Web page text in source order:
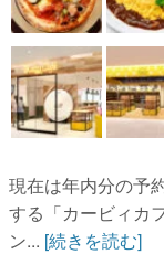
現在は年内分の予
する「カービィカ
ン... [続きを読む]